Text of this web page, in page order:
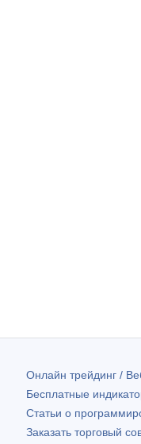
Онлайн трейдинг /
Бесплатные
Статьи о
Заказать торговый